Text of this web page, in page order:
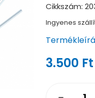
Cikkszám:
Ingyenes
3.500 Ft